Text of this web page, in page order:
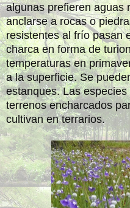
algunas prefieren aguas
anclarse a rocas o
resistentes al frío pasan
charca en forma de
temperaturas en
a la superficie. Se
estanques. Las
terrenos encharcados
cultivan en terrarios.